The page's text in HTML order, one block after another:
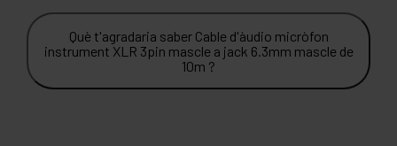
Què t'agradaria saber Cable d'àudio micròfon
instrument XLR 3pin mascle a jack 6.3mm mascle de
10m ?